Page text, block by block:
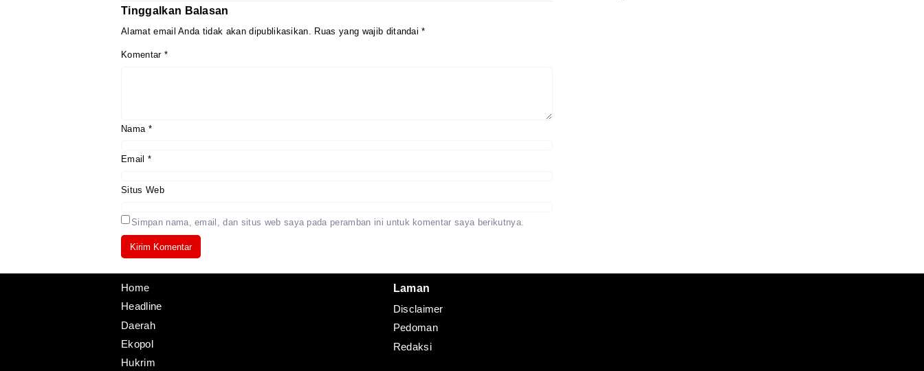
Tinggalkan Balasan
Alamat email Anda tidak akan dipublikasikan. Ruas yang wajib ditandai*
Komentar *
Nama *
Email *
Situs Web
Simpan nama, email, dan situs web saya pada peramban ini untuk komentar saya berikutnya.
Home
Headline
Daerah
Ekopol
Hukrim
Laman
Disclaimer
Pedoman
Redaksi